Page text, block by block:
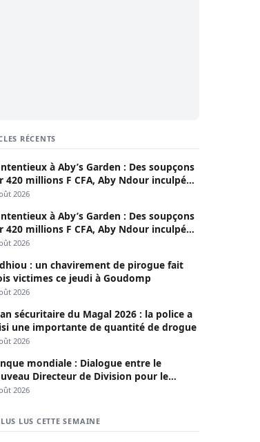
RÉCENTS
à Aby’s Garden : Des soupçons
420 millions F CFA, Aby Ndour inculpée
abus de biens sociaux
2026
à Aby’s Garden : Des soupçons
420 millions F CFA, Aby Ndour inculpée
abus de biens sociaux
2026
: un chavirement de pirogue fait
trois victimes ce jeudi à Goudomp
2026
sécuritaire du Magal 2026 : la police a
une importante de quantité de drogue
2026
mondiale : Dialogue entre le
Directeur de Division pour le
et le Pr. Diomaye
2026
LUS CETTE SEMAINE